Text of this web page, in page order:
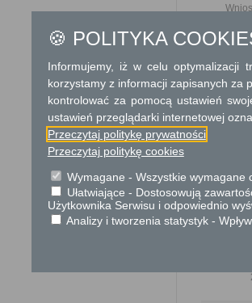
Tryb
Brak
Skargi
🍪 POLITYKA
Informujemy, iż w celu optymalizacji
korzystamy z informacji zapisanych za
kontrolować za pomocą ustawień
ustawień przeglądarki internetowej
Przeczytaj politykę prywatności
Przeczytaj politykę cookies
Wymagane - Wszystkie wymagane
Ułatwiające - Dostosowują
Użytkownika Serwisu i odpowiednio
Analizy i tworzenia statystyk -